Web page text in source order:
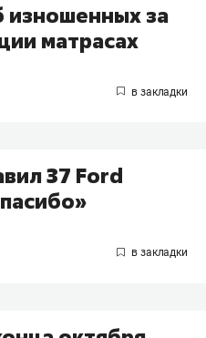
изношенных за
матрасах
37 Ford